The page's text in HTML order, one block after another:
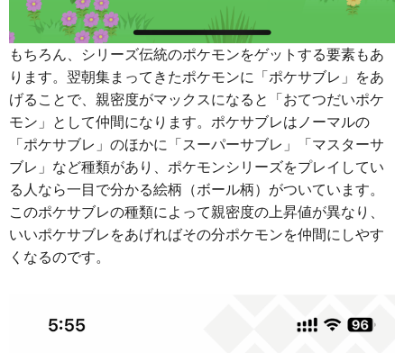
もちろん、シリーズ伝統のポケモンをゲットする要素もあ
ります。翌朝集まってきたポケモンに「ポケサブレ」をあ
げることで、親密度がマックスになると「おてつだいポケ
モン」として仲間になります。ポケサブレはノーマルの
「ポケサブレ」のほかに「スーパーサブレ」「マスターサ
ブレ」など種類があり、ポケモンシリーズをプレイしてい
る人なら一目で分かる絵柄（ボール柄）がついています。
このポケサブレの種類によって親密度の上昇値が異なり、
いいポケサブレをあげればその分ポケモンを仲間にしやす
くなるのです。